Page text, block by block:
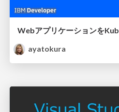
ayatokura